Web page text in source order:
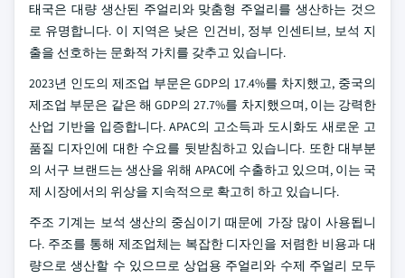
태국은 대량 생산된 주얼리와 맞춤형 주얼리를 생산하는 것으
로 유명합니다. 이 지역은 낮은 인건비, 정부 인센티브, 보석 지
출을 선호하는 문화적 가치를 갖추고 있습니다.
2023년 인도의 제조업 부문은 GDP의 17.4%를 차지했고, 중국의
제조업 부문은 같은 해 GDP의 27.7%를 차지했으며, 이는 강력한
산업 기반을 입증합니다. APAC의 고소득과 도시화도 새로운 고
품질 디자인에 대한 수요를 뒷받침하고 있습니다. 또한 대부분
의 서구 브랜드는 생산을 위해 APAC에 수출하고 있으며, 이는 국
제 시장에서의 위상을 지속적으로 확고히 하고 있습니다.
주조 기계는 보석 생산의 중심이기 때문에 가장 많이 사용됩니
다. 주조를 통해 제조업체는 복잡한 디자인을 저렴한 비용과 대
량으로 생산할 수 있으므로 상업용 주얼리와 수제 주얼리 모두